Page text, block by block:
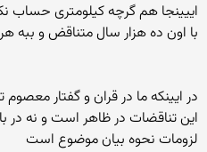
با اون ده هزار سال متناقض و ببه
در ایینکه ما در قران و گفتار
این تناقضات در ظاهر است و نه در
لزومات نحوه بیان موضوع است